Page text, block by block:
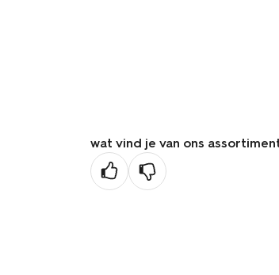
wat vind je van ons